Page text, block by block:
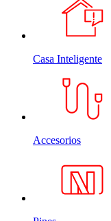
Casa Inteligente
Accesorios